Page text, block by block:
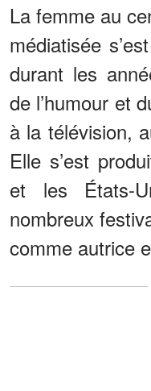
La femme au
médiatisée
durant les
de l’humour et
à la télévision,
Elle s’est
et les États-
nombreux
comme autrice